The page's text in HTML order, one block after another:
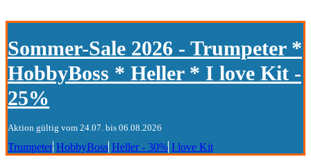
Sommer-Sale 2026 - Trumpeter *
HobbyBoss * Heller * I love Kit -
25%
Aktion gültig vom 24.07. bis 06.08.2026
Trumpeter HobbyBoss Heller - 30% I love Kit